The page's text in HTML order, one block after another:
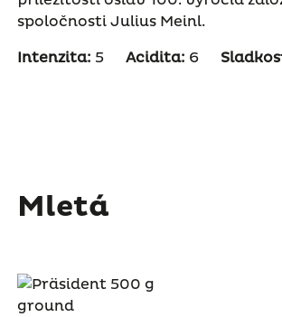
spoločnosti Julius Meinl.
Intenzita: 5 Acidita: 6
Mletá